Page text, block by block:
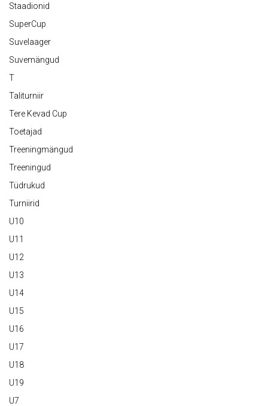
Staadionid
SuperCup
Suvelaager
Suvemängud
T
Taliturniir
Tere Kevad Cup
Toetajad
Treeningmängud
Treeningud
Tüdrukud
Turniirid
U10
U11
U12
U13
U14
U15
U16
U17
U18
U19
U7